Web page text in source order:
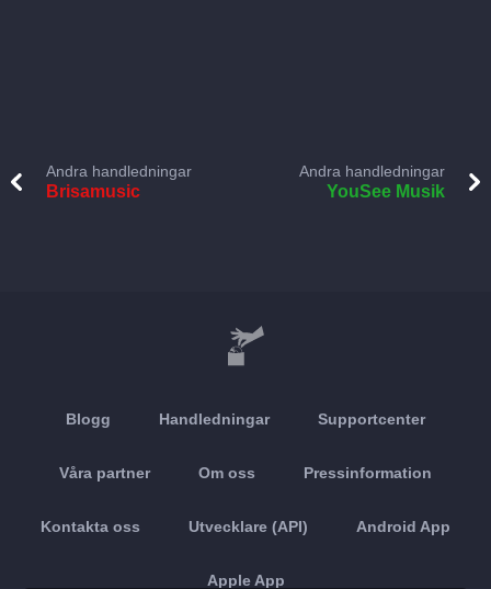
Andra handledningar
Brisamusic
Andra handledningar
YouSee Musik
Blogg Handledningar Supportcenter
Våra partner Om oss Pressinformation
Kontakta oss Utvecklare (API) Android App
Apple App